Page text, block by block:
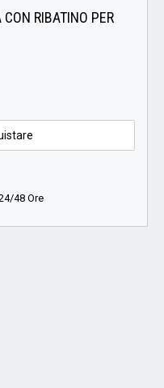
RIBATINO PER
48 Ore